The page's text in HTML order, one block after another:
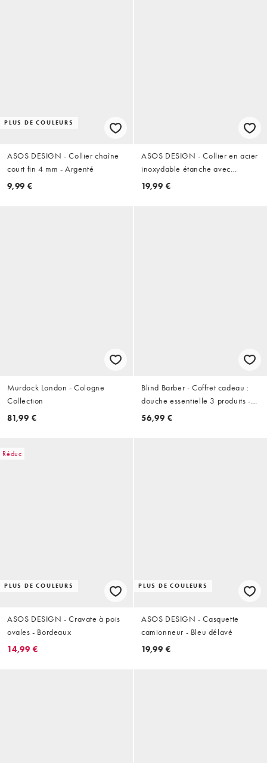
PLUS DE COULEURS
ASOS DESIGN - Collier chaîne
court fin 4 mm - Argenté
9,99 €
ASOS DESIGN - Collier en acier
inoxydable étanche avec
pendentif croix - Argenté
19,99 €
Murdock London - Cologne
Collection
81,99 €
Blind Barber - Coffret cadeau :
douche essentielle 3 produits -
350 ml (19 % d'économies)
56,99 €
Réduc
PLUS DE COULEURS
ASOS DESIGN - Cravate à pois
ovales - Bordeaux
14,99 €
PLUS DE COULEURS
ASOS DESIGN - Casquette
camionneur - Bleu délavé
19,99 €